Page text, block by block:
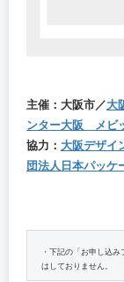
主催：大阪市／大
ンター大阪 メビ
協力： 大阪デザイ
団法人日本パッケ
・下記の「お申し込
はしておりません。